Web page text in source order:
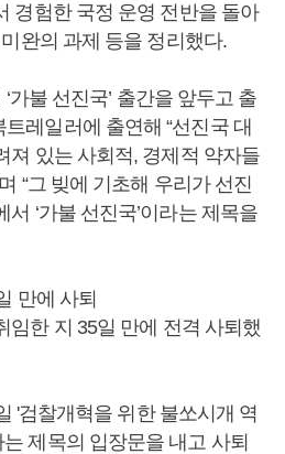
경험한 국정 운영 전반을 돌아
완의 과제 등을 정리했다.
가불 선진국’ 출간을 앞두고 출
레일러에 출연해 “선진국 대
져 있는 사회적, 경제적 약자들
“그 빚에 기초해 우리가 선진
‘가불 선진국’이라는 제목을
만에 사퇴
임한 지 35일 만에 전격 사퇴했
'검찰개혁을 위한 불쏘시개 역
제목의 입장문을 내고 사퇴